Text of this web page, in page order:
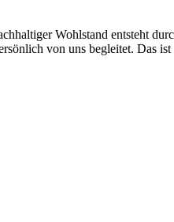
Wohlstand entsteht
von uns begleitet. Das